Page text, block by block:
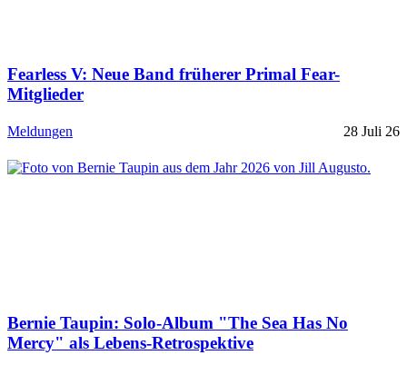
Fearless V: Neue Band früherer Primal Fear-
Mitglieder
Meldungen 28 Juli 26
Bernie Taupin: Solo-Album "The Sea Has No
Mercy" als Lebens-Retrospektive